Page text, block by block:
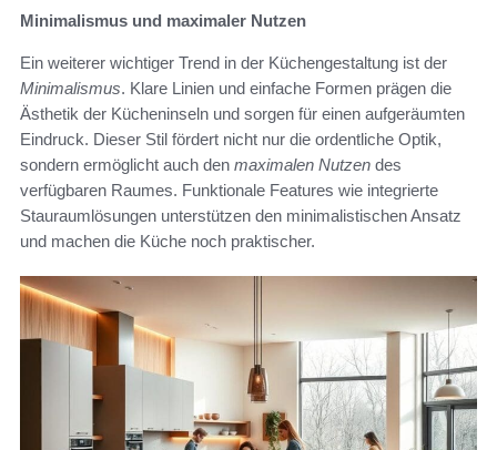
Minimalismus und maximaler Nutzen
Ein weiterer wichtiger Trend in der Küchengestaltung ist der
Minimalismus. Klare Linien und einfache Formen prägen die
Ästhetik der Kücheninseln und sorgen für einen aufgeräumten
Eindruck. Dieser Stil fördert nicht nur die ordentliche Optik,
sondern ermöglicht auch den maximalen Nutzen des
verfügbaren Raumes. Funktionale Features wie integrierte
Stauraumlösungen unterstützen den minimalistischen Ansatz
und machen die Küche noch praktischer.